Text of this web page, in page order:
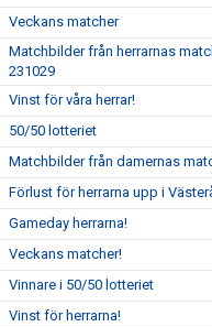
Veckans matcher
Matchbilder från herrarnas
231029
Vinst för våra herrar!
50/50 lotteriet
Matchbilder från damernas
Förlust för herrarna upp i
Gameday herrarna!
Veckans matcher!
Vinnare i 50/50 lotteriet
Vinst för herrarna!